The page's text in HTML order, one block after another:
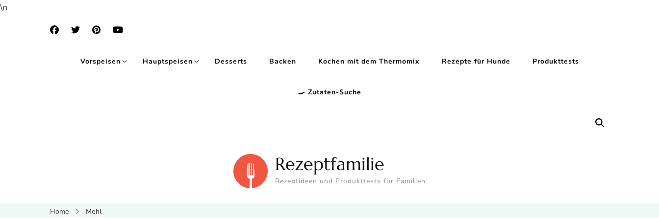
\n
Vorspeisen Hauptspeisen Desserts Backen Kochen mit dem Thermomix Rezepte für Hunde Produkttests
🍳 Zutaten-Suche
Rezeptfamilie
Rezeptideen und Produkttests für Familien
Home Mehl